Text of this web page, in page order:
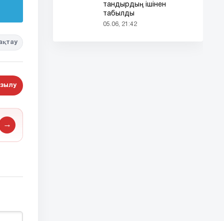
→
тандырдың ішінен
табылды
05.06, 21:42